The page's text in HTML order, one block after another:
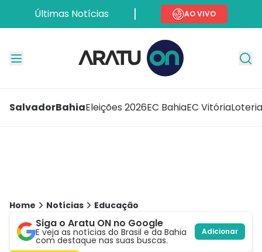
Últimas Notícias AO VIVO
SalvadorBahiaEleições 2026EC BahiaEC Vitória
Home Notícias Educação
Siga o Aratu ON no Google
E veja as notícias do Brasil e da Bahia
com destaque nas suas buscas.
Adicionar